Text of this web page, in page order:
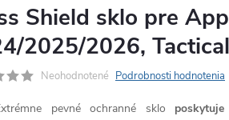
Shield sklo pre
2025/2026, Tactical
Neohodnotené Podrobnosti hodnotenia
pevné ochranné sklo